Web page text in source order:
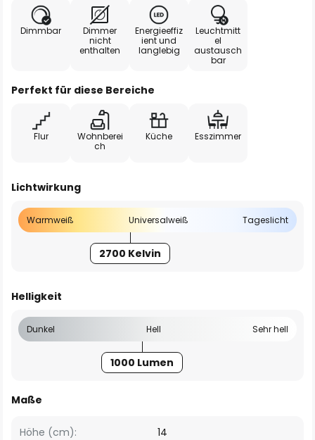
Dimmbar
Dimmer
nicht
enthalten
Energieeffiz
ient und
langlebig
Leuchtmitt
el
austausch
bar
Perfekt für diese Bereiche
Flur
Wohnberei
ch
Küche Esszimmer
Lichtwirkung
Warmweiß Universalweiß Tageslicht
2700 Kelvin
Helligkeit
Dunkel Hell Sehr hell
1000 Lumen
Maße
Höhe (cm): 14